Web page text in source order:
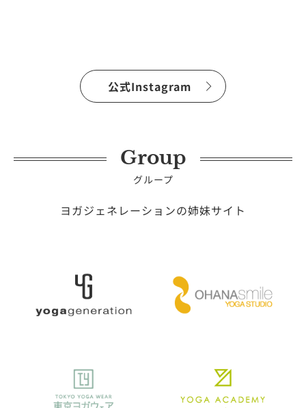
公式Instagram
Group
グループ
ヨガジェネレーションの姉妹サイト